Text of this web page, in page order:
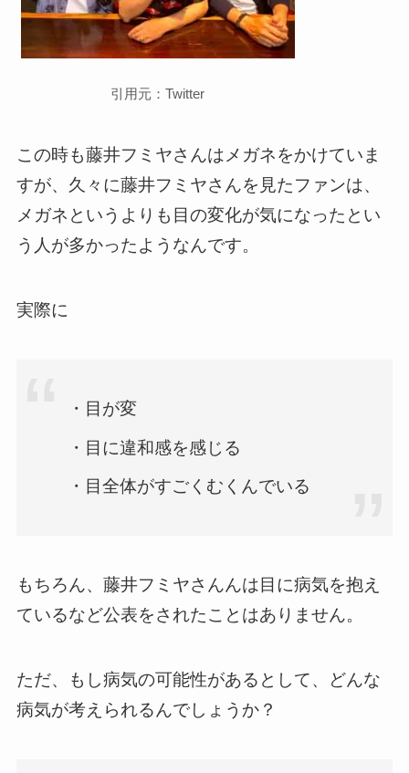
引用元：Twitter
この時も藤井フミヤさんはメガネをかけていま
すが、久々に藤井フミヤさんを見たファンは、
メガネというよりも目の変化が気になったとい
う人が多かったようなんです。
実際に
・目が変
・目に違和感を感じる
・目全体がすごくむくんでいる
もちろん、藤井フミヤさんんは目に病気を抱え
ているなど公表をされたことはありません。
ただ、もし病気の可能性があるとして、どんな
病気が考えられるんでしょうか？